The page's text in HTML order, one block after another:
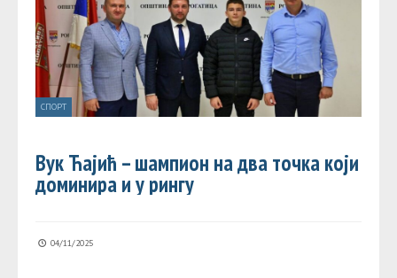
СПОРТ
Вук Ћајић – шампион на два точка који
доминира и у рингу
04/11/2025